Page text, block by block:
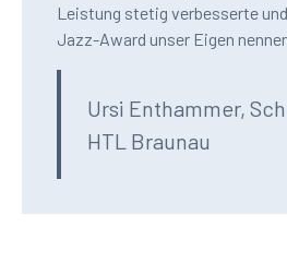
Leistung stetig verbesserte
Jazz-Award unser Eigen
Ursi Enthammer,
HTL Braunau